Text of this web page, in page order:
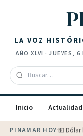
LA VOZ
AÑOXLVI ·JUEVES, 6
Inicio Actualidad
PINAMAR HOY·💵 Dólar